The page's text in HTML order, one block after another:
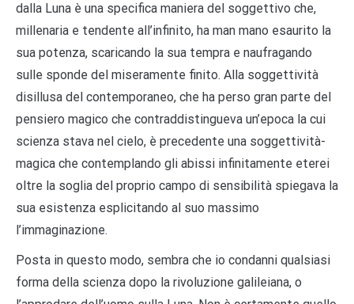
dalla Luna è una specifica maniera del soggettivo che,
millenaria e tendente all’infinito, ha man mano esaurito la
sua potenza, scaricando la sua tempra e naufragando
sulle sponde del miseramente finito. Alla soggettività
disillusa del contemporaneo, che ha perso gran parte del
pensiero magico che contraddistingueva un’epoca la cui
scienza stava nel cielo, è precedente una soggettività-
magica che contemplando gli abissi infinitamente eterei
oltre la soglia del proprio campo di sensibilità spiegava la
sua esistenza esplicitando al suo massimo
l’immaginazione.
Posta in questo modo, sembra che io condanni qualsiasi
forma della scienza dopo la rivoluzione galileiana, o